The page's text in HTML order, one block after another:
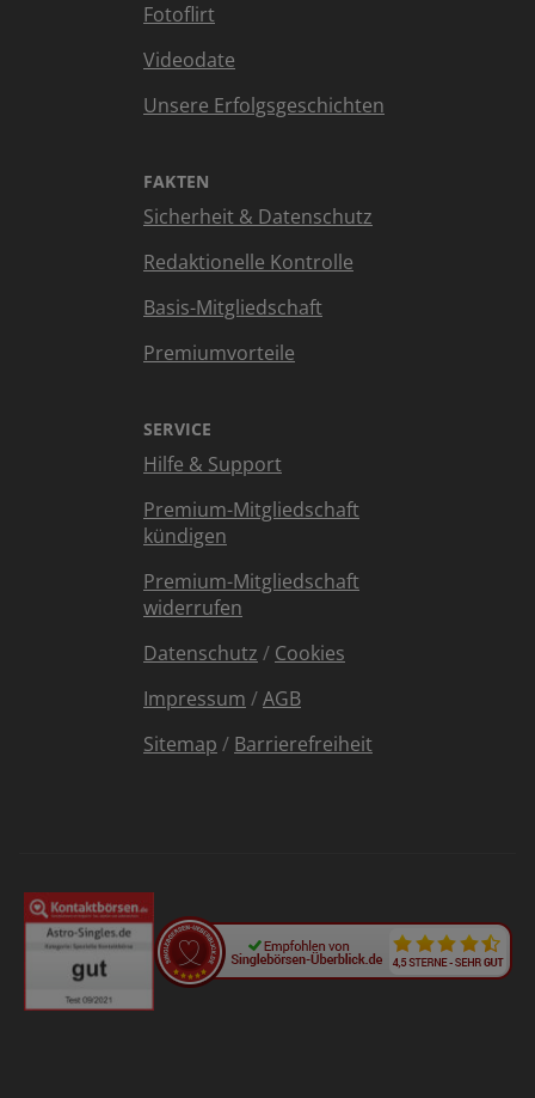
Fotoflirt
Videodate
Unsere Erfolgsgeschichten
FAKTEN
Sicherheit & Datenschutz
Redaktionelle Kontrolle
Basis-Mitgliedschaft
Premiumvorteile
SERVICE
Hilfe & Support
Premium-Mitgliedschaft
kündigen
Premium-Mitgliedschaft
widerrufen
Datenschutz / Cookies
Impressum /AGB
Sitemap / Barrierefreiheit